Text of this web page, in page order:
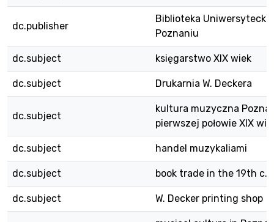
dc.publisher
Biblioteka Uniwersytecka
Poznaniu
dc.subject księgarstwo XIX wiek
dc.subject Drukarnia W. Deckera
dc.subject
kultura muzyczna
pierwszej połowie XIX
dc.subject handel muzykaliami
dc.subject book trade in the 19th c.
dc.subject W. Decker printing shop